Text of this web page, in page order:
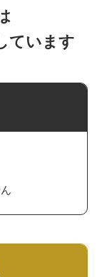
ています